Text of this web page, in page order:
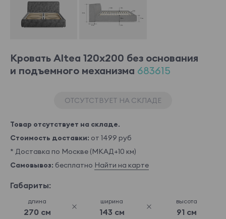
Кровать Altea 120x200 без основания
и подъемного механизма 683615
ОТСУТСТВУЕТ НА СКЛАДЕ
Товар отсутствует на складе.
Стоимость доставки: от 1499 руб
* Доставка по Москве (МКАД+10 км)
Самовывоз: бесплатно Найти на карте
Габариты:
длина
270 см
ширина
143 см
высота
91 см